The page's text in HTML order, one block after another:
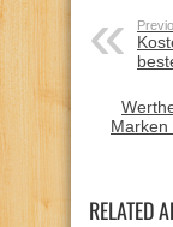
Marken
RELATED